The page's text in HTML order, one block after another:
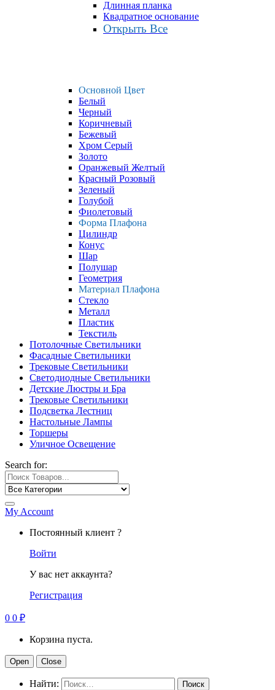
Длинная планка
Квадратное основание
Открыть Все
Основной Цвет
Белый
Черный
Коричневый
Бежевый
Хром Серый
Золото
Оранжевый Желтый
Красный Розовый
Зеленый
Голубой
Фиолетовый
Форма Плафона
Цилиндр
Конус
Шар
Полушар
Геометрия
Материал Плафона
Стекло
Металл
Пластик
Текстиль
Потолочные Светильники
Фасадные Светильники
Трековые Светильники
Светодиодные Светильники
Детские Люстры и Бра
Трековые Светильники
Подсветка Лестниц
Настольные Лампы
Торшеры
Уличное Освещение
Search for:
My Account
Постоянный клиент ?
Войти
У вас нет аккаунта?
Регистрация
0 0 ₽
Корзина пуста.
Open Close
Найти: